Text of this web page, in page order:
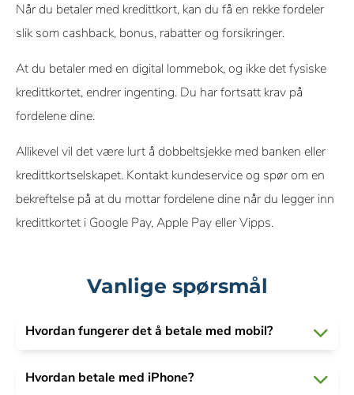
Når du betaler med kredittkort, kan du få en rekke fordeler
slik som cashback, bonus, rabatter og forsikringer.
At du betaler med en digital lommebok, og ikke det fysiske
kredittkortet, endrer ingenting. Du har fortsatt krav på
fordelene dine.
Allikevel vil det være lurt å dobbeltsjekke med banken eller
kredittkortselskapet. Kontakt kundeservice og spør om en
bekreftelse på at du mottar fordelene dine når du legger inn
kredittkortet i Google Pay, Apple Pay eller Vipps.
Vanlige spørsmål
Hvordan fungerer det å betale med mobil?
Hvordan betale med iPhone?